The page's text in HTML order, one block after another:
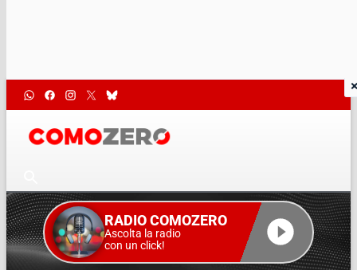
RADIO COMOZERO
Ascolta la radio
con un click!